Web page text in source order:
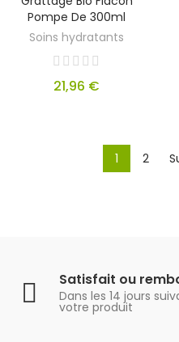
Pompe De 300ml
Soins hydratants
21,96 €
1 2
Satisfait ou
Dans les 14 jours
votre produit